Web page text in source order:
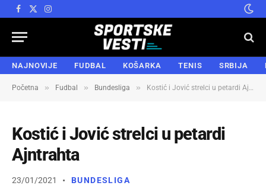
Facebook
X
Instagram
NAJNOVIJE FUDBAL KOŠARKA TENIS SRBIJA
Početna » Fudbal » Bundesliga » Kostić i Jović strelci u petardi Ajntrahta
Kostić i Jović strelci u petardi
Ajntrahta
23/01/2021 BUNDESLIGA